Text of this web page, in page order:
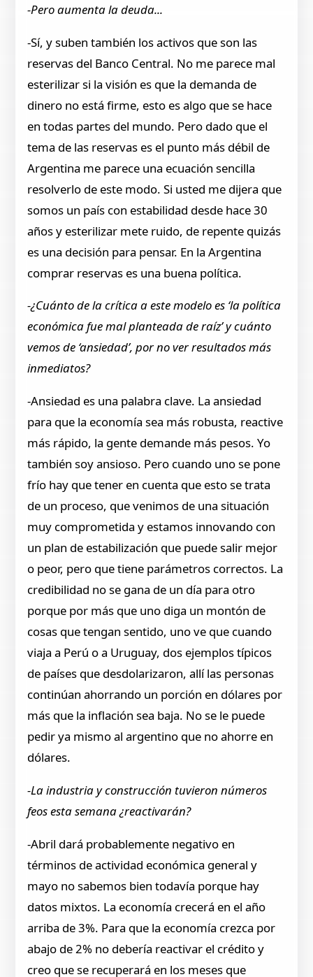
-Pero aumenta la deuda...
-Sí, y suben también los activos que son las
reservas del Banco Central. No me parece mal
esterilizar si la visión es que la demanda de
dinero no está firme, esto es algo que se hace
en todas partes del mundo. Pero dado que el
tema de las reservas es el punto más débil de
Argentina me parece una ecuación sencilla
resolverlo de este modo. Si usted me dijera que
somos un país con estabilidad desde hace 30
años y esterilizar mete ruido, de repente quizás
es una decisión para pensar. En la Argentina
comprar reservas es una buena política.
-¿Cuánto de la crítica a este modelo es ‘la política
económica fue mal planteada de raíz’ y cuánto
vemos de ‘ansiedad’, por no ver resultados más
inmediatos?
-Ansiedad es una palabra clave. La ansiedad
para que la economía sea más robusta, reactive
más rápido, la gente demande más pesos. Yo
también soy ansioso. Pero cuando uno se pone
frío hay que tener en cuenta que esto se trata
de un proceso, que venimos de una situación
muy comprometida y estamos innovando con
un plan de estabilización que puede salir mejor
o peor, pero que tiene parámetros correctos. La
credibilidad no se gana de un día para otro
porque por más que uno diga un montón de
cosas que tengan sentido, uno ve que cuando
viaja a Perú o a Uruguay, dos ejemplos típicos
de países que desdolarizaron, allí las personas
continúan ahorrando un porción en dólares por
más que la inflación sea baja. No se le puede
pedir ya mismo al argentino que no ahorre en
dólares.
-La industria y construcción tuvieron números
feos esta semana ¿reactivarán?
-Abril dará probablemente negativo en
términos de actividad económica general y
mayo no sabemos bien todavía porque hay
datos mixtos. La economía crecerá en el año
arriba de 3%. Para que la economía crezca por
abajo de 2% no debería reactivar el crédito y
creo que se recuperará en los meses que